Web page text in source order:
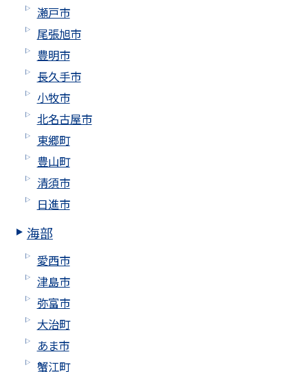
瀬戸市
尾張旭市
豊明市
長久手市
小牧市
北名古屋市
東郷町
豊山町
清須市
日進市
海部
愛西市
津島市
弥富市
大治町
あま市
蟹江町